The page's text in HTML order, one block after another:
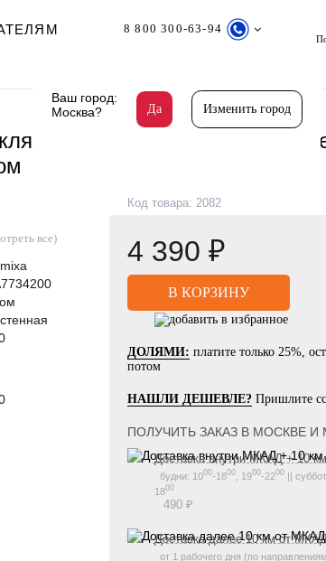
8 800 300-63-94
Ваш город:
Москва?
Да Изменить город
настенная Damixa
все)
Код товара: 2082
4 390 ₽
ДОЛЯМИ: платите только 25%,
потом
НАШЛИ ДЕШЕВЛЕ? Пришлите
ПОЛУЧИТЬ ЗАКАЗ В МОСКВЕ И
Доставка внутри МКАД + 10 км
будни: 1000-1800 , 1900-2200 ||
1800
490 ₽
Доставка далее 10 км от
от 1 рабочего дня (по